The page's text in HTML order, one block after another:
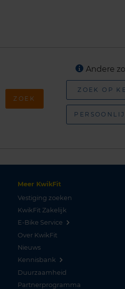
ZOEK
Andere
ZOEK OP
Meer KwikFit
Vestiging zoeken
KwikFit Zakelijk
E-Bike Service
Over KwikFit
Nieuws
Kennisbank
Duurzaamheid
Partnerprogramma